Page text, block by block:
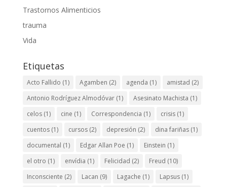
Trastornos Alimenticios
trauma
Vida
Etiquetas
Acto Fallido (1) Agamben (2) agenda (1) amistad (2)
Antonio Rodríguez Almodóvar(1) Asesinato Machista (1)
celos(1) cine (1) Correspondencia (1) crisis(1)
cuentos(1) cursos(2) depresión (2) dina fariñas(1)
documental (1) Edgar Allan Poe (1) Einstein (1)
el otro (1) envídia (1) Felicidad (2) Freud (10)
Inconsciente (2) Lacan (9) Lagache (1) Lapsus(1)